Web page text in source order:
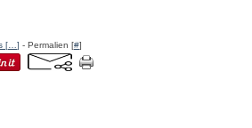
[ ] - Permalien [#]